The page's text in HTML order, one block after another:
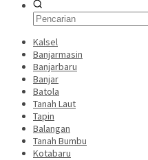
Kalsel
Banjarmasin
Banjarbaru
Banjar
Batola
Tanah Laut
Tapin
Balangan
Tanah Bumbu
Kotabaru